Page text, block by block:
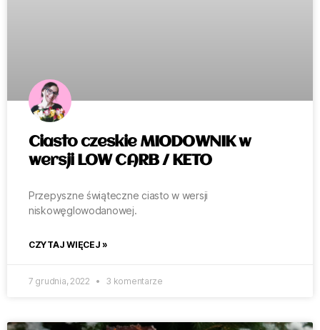
Ciasto czeskie MIODOWNIK w
wersji LOW CARB / KETO
Przepyszne świąteczne ciasto w wersji
niskowęglowodanowej.
CZYTAJ WIĘCEJ »
7 grudnia, 2022 3 komentarze